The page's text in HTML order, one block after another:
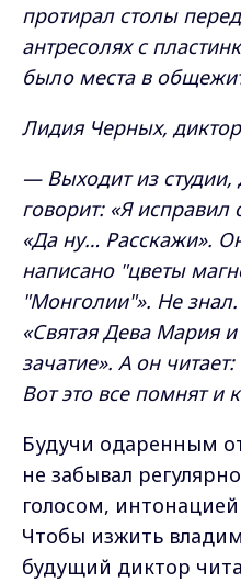
протирал столы
антресолях с
было места в
Лидия Черных,
— Выходит из
говорит: «Я исправил
«Да ну… Расскажи».
написано "цветы
"Монголии"». Не
«Святая Дева Мария
зачатие». А он
Вот это все помнят и
Будучи одаренным
не забывал
голосом,
Чтобы изжить
будущий диктор